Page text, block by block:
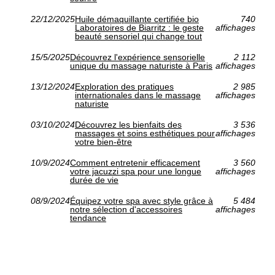
22/12/2025Huile démaquillante certifiée bio
Laboratoires de Biarritz : le geste
beauté sensoriel qui change tout
740
affichages
15/5/2025Découvrez l'expérience sensorielle
unique du massage naturiste à Paris
2 112
affichages
13/12/2024Exploration des pratiques
internationales dans le massage
naturiste
2 985
affichages
03/10/2024Découvrez les bienfaits des
massages et soins esthétiques pour
votre bien-être
3 536
affichages
10/9/2024Comment entretenir efficacement
votre jacuzzi spa pour une longue
durée de vie
3 560
affichages
08/9/2024Équipez votre spa avec style grâce à
notre sélection d'accessoires
tendance
5 484
affichages